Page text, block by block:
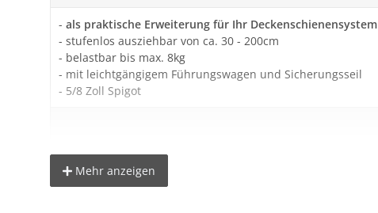
- als praktische Erweiterung für Ihr Deckenschienensystem
- stufenlos ausziehbar von ca. 30 - 200cm
- belastbar bis max. 8kg
- mit leichtgängigem Führungswagen und Sicherungsseil
- 5/8 Zoll Spigot
Lieferumfang:
1x Schere (Pantograph)
Mehr anzeigen